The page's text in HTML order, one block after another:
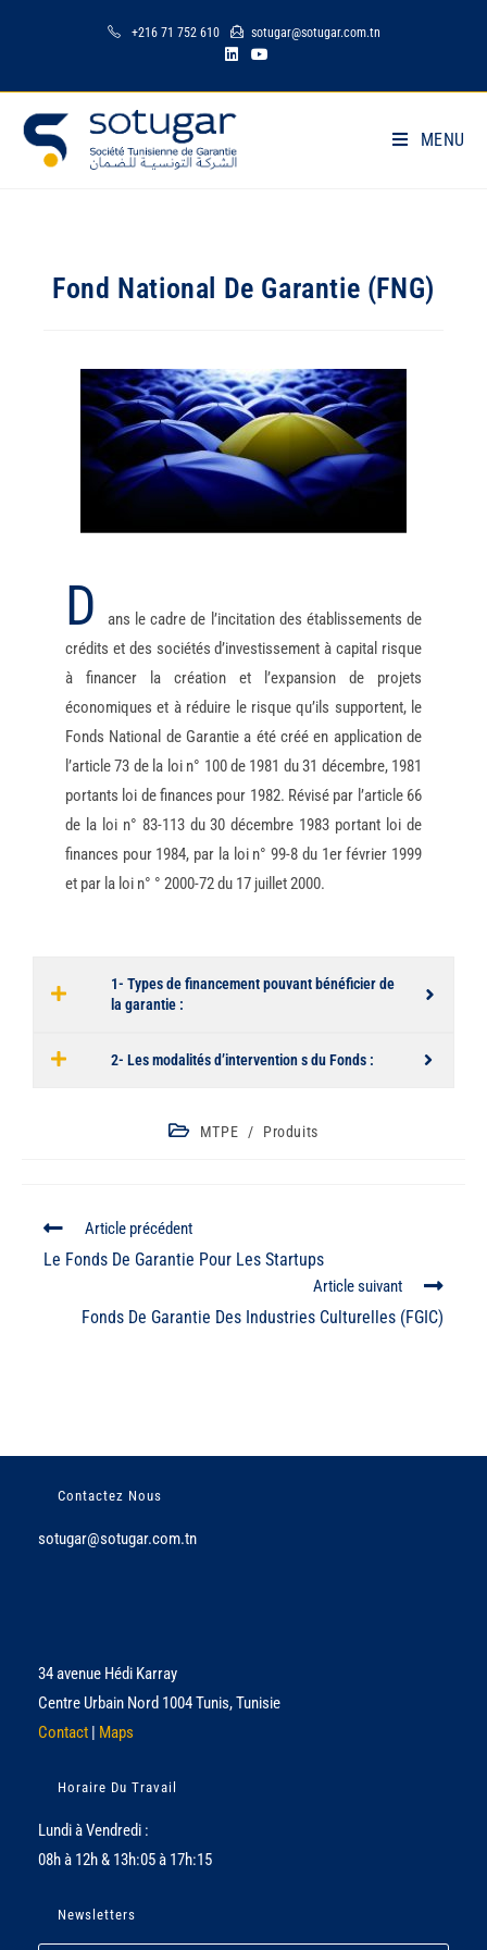
+216 71 752 610 sotugar@sotugar.com.tn
MENU
Fond National De Garantie (FNG)
D
ans le cadre de l’incitation des établissements de
crédits et des sociétés d’investissement à capital risque
à financer la création et l’expansion de projets
économiques et à réduire le risque qu’ils supportent, le
Fonds National de Garantie a été créé en application de
l’article 73 de la loi n° 100 de 1981 du 31 décembre, 1981
portants loi de finances pour 1982. Révisé par l’article 66
de la loi n° 83-113 du 30 décembre 1983 portant loi de
finances pour 1984, par la loi n° 99-8 du 1er février 1999
et par la loi n° ° 2000-72 du 17 juillet 2000.
1- Types de financement pouvant bénéficier de
la garantie :
2- Les modalités d’intervention s du Fonds :
MTPE / Produits
Article précédent
Le Fonds De Garantie Pour Les Startups
Article suivant
Fonds De Garantie Des Industries Culturelles (FGIC)
Contactez Nous
sotugar@sotugar.com.tn
34 avenue Hédi Karray
Centre Urbain Nord 1004 Tunis, Tunisie
Contact | Maps
Horaire Du Travail
Lundi à Vendredi :
08h à 12h & 13h:05 à 17h:15
Newsletters